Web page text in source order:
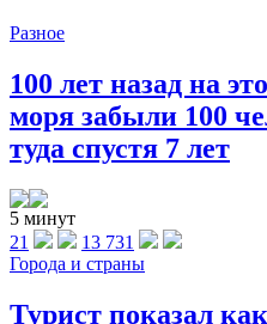
Разное
100 лет назад на
моря забыли 100
туда спустя 7 лет
5 минут
21
13 731
Города и страны
Турист показал